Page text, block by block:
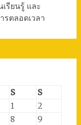
รียนรู้ และ
ตลอดเวลา
S
S
1
2
8
9